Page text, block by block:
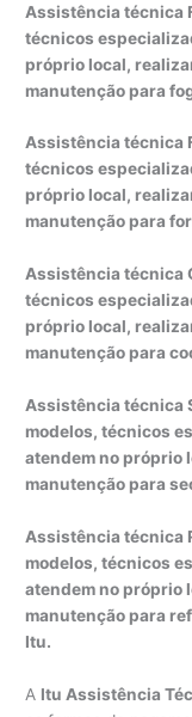
Assistência técnica
técnicos
próprio local,
manutenção para
Assistência técnica
técnicos
próprio local,
manutenção para
Assistência técnica
técnicos
próprio local,
manutenção para
Assistência técnica
modelos, técnicos
atendem no próprio
manutenção para
Assistência técnica
modelos, técnicos
atendem no próprio
manutenção para
Itu.
A Itu Assistência